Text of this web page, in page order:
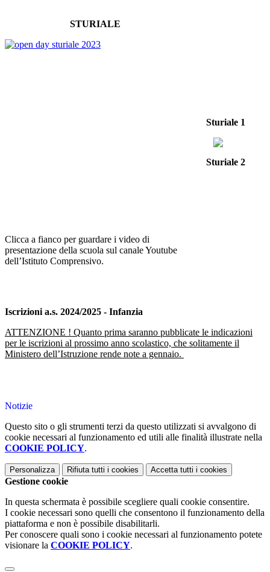
STURIALE
Clicca a fianco per guardare i video di
presentazione della scuola sul canale Youtube
dell’Istituto Comprensivo.
Sturiale 1
Sturiale 2
Iscrizioni a.s. 2024/2025 - Infanzia
ATTENZIONE ! Quanto prima saranno pubblicate le indicazioni
per le iscrizioni al prossimo anno scolastico, che solitamente il
Ministero dell’Istruzione rende note a gennaio.
Notizie
Questo sito o gli strumenti terzi da questo utilizzati si avvalgono di
cookie necessari al funzionamento ed utili alle finalità illustrate nella
COOKIE POLICY.
Personalizza Rifiuta tutti i cookies Accetta tutti i cookies
Gestione cookie
In questa schermata è possibile scegliere quali cookie consentire.
I cookie necessari sono quelli che consentono il funzionamento della
piattaforma e non è possibile disabilitarli.
Per conoscere quali sono i cookie necessari al funzionamento potete
visionare la COOKIE POLICY.